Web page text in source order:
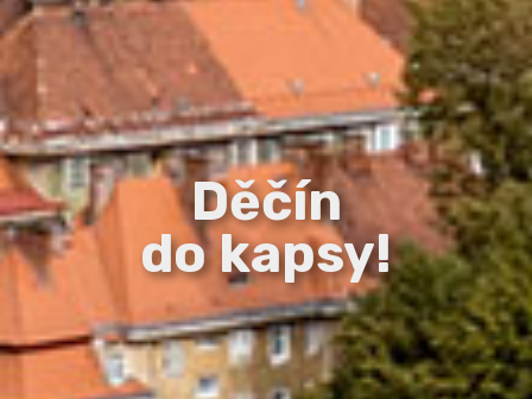
Děčín
do kapsy!